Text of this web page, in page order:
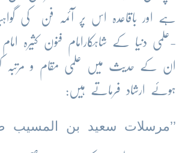
ہے اور باقاعدہ اس پر آئمہ فن کی
-علمی دنیا کے شاہکارامام فنون کثیرہ
ان کے حدیث میں علمی مقام و مرتبہ
ہوئے ارشاد فرماتے ہیں:
’’مرسلات سعید بن المسیب